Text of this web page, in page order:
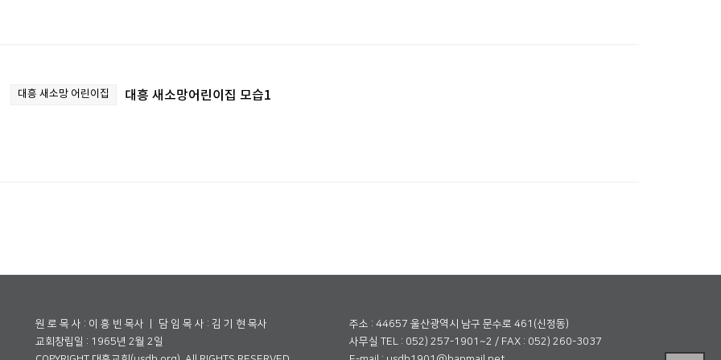
대흥 새소망 어린이집 대흥 새소망어린이집 모습1
원 로 목 사 : 이 흥 빈 목사 ㅣ 담 임 목 사 : 김 기 현 목사
교회창립일 : 1965년 2월 2일
주소 : 44657 울산광역시 남구 문수로 461(신정동)
사무실 TEL : 052) 257-1901~2 / FAX : 052) 260-3037